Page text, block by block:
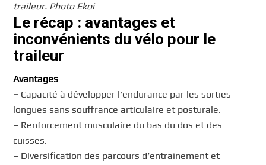
traileur. Photo Ekoi
Le récap : avantages et
inconvénients du vélo pour le
traileur
Avantages
– Capacité à développer l’endurance par les sorties
longues sans souffrance articulaire et posturale.
– Renforcement musculaire du bas du dos et des
cuisses.
– Diversification des parcours d’entraînement et